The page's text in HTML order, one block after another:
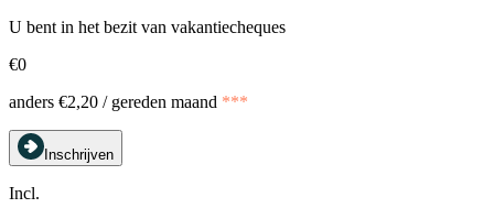
U bent in het bezit van vakantiecheques
€0
anders €2,20 / gereden maand ***
Inschrijven
Incl.